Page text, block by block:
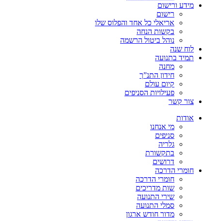
מידע ורישום
רישום
אריאלי כל אחד והפלוס שלו
בקשות הנחה
נוהל ביטול הרשמה
לוח שנה
תמיד בתנועה
מחנה
חידון התנ”ך
קיום עולם
פעילויות הסניפים
צור קשר
אודות
מי אנחנו
סניפים
גלריה
בתקשורת
דרושים
חומרי הדרכה
חומרי הדרכה
שות מדריכים
שירי התנועה
סמלי התנועה
מדור חודש ארגון